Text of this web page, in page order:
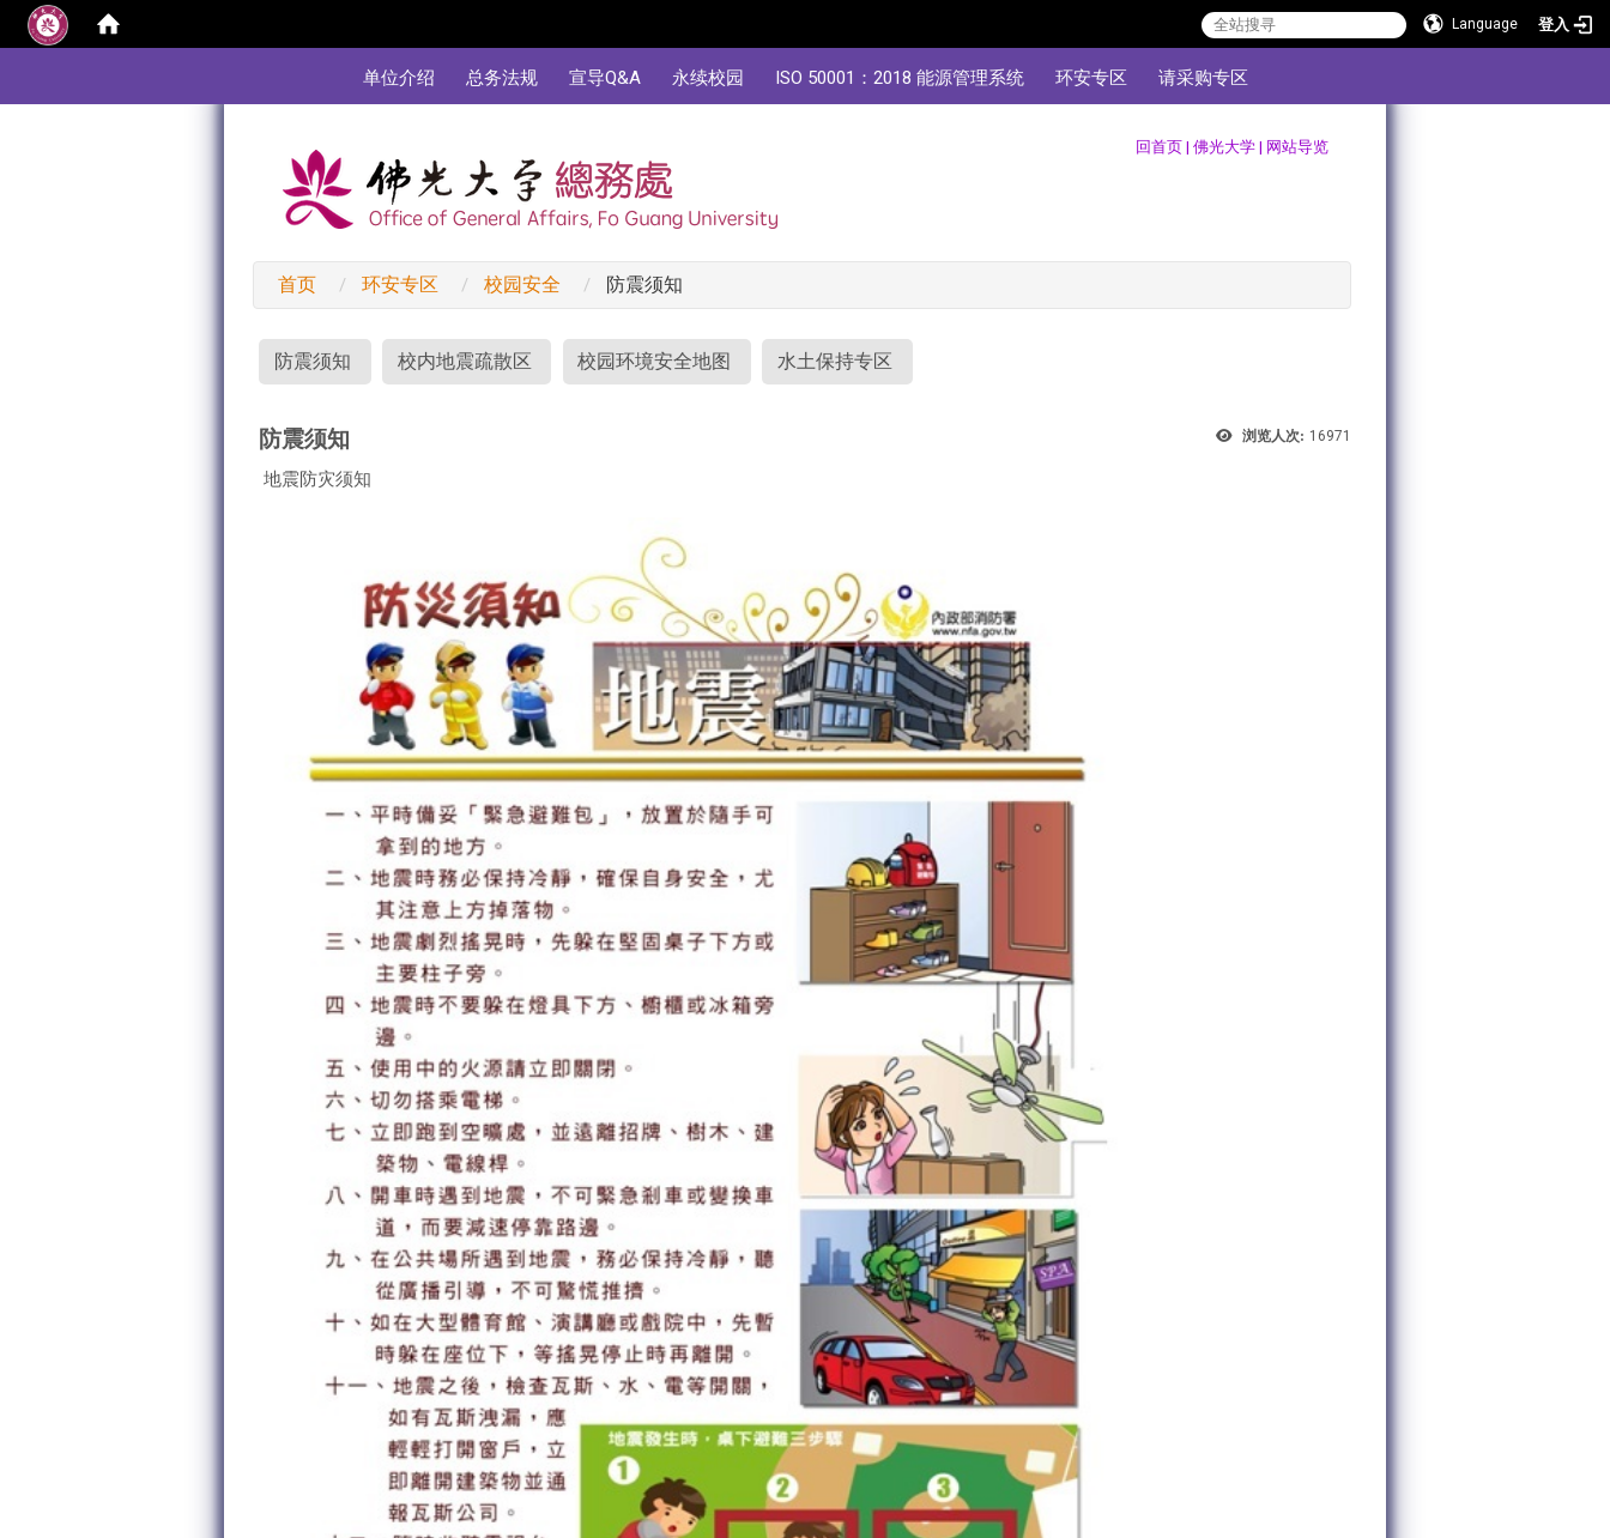
Language 登入
单位介绍
总务法规 宣导Q&A 永续校园 ISO 50001：2018 能源管理系统 环安专区 请采购专区
回首页| 佛光大学| 网站导览
首页 环安专区 校园安全 防震须知
防震须知 校内地震疏散区 校园环境安全地图 水土保持专区
浏览人次: 16971
防震须知
地震防灾须知